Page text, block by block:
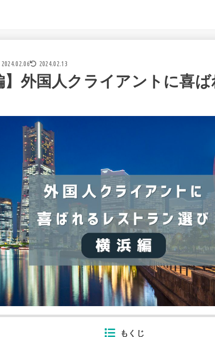
2024.02.06 2024.02.13
】外国人クライアントに喜
もくじ